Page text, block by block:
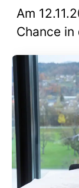
Am
Chance